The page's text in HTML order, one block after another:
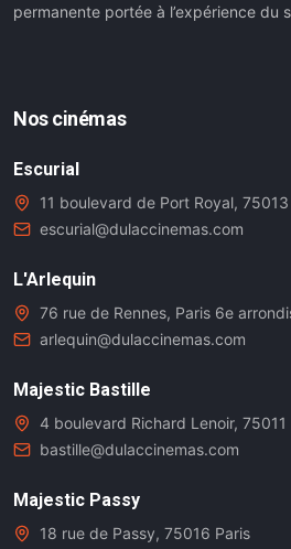
permanente portée à l’expérience du
Nos cinémas
Escurial
11 boulevard de Port Royal,
escurial@dulaccinemas.com
L'Arlequin
76 rue de Rennes, Paris 6e
arlequin@dulaccinemas.com
Majestic Bastille
4 boulevard Richard Lenoir, 75011
bastille@dulaccinemas.com
Majestic Passy
18 rue de Passy, 75016 Paris